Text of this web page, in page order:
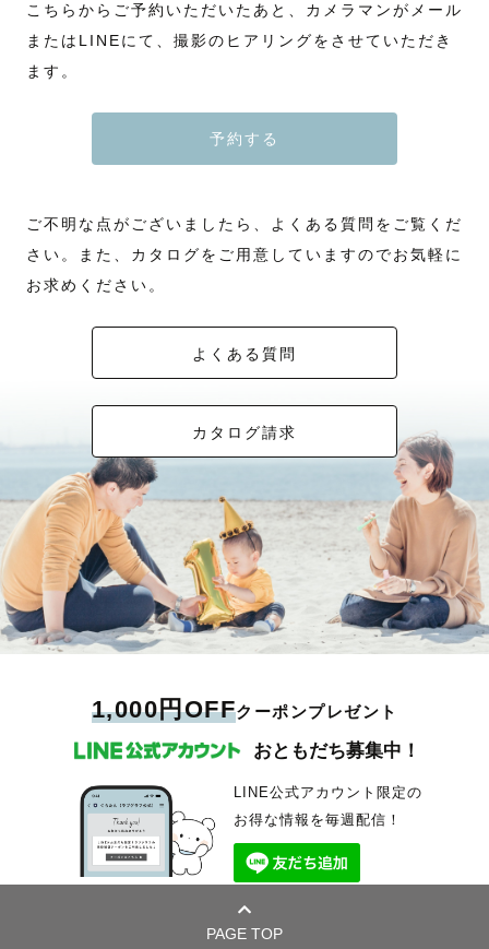
こちらからご予約いただいたあと、カメラマンがメール
またはLINEにて、撮影のヒアリングをさせていただき
ます。
予約する
ご不明な点がございましたら、よくある質問をご覧くだ
さい。また、カタログをご用意していますのでお気軽に
お求めください。
よくある質問
カタログ請求
1,000円OFFクーポンプレゼント
おともだち募集中！
LINE公式アカウント限定の
お得な情報を毎週配信！
PAGE TOP